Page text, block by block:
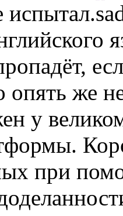
испытал.
опять же
у
при